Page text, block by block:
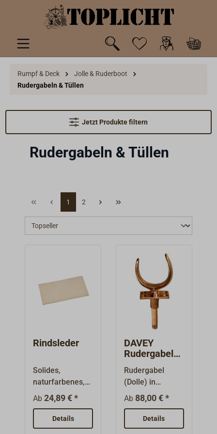
springen
Rumpf & Deck
Jolle & Ruderboot
Rudergabeln & Tüllen
Jetzt Produkte filtern
Rudergabeln & Tüllen
1 2
Rindsleder
Solides,
naturfarbenes,
gegerbtes
Rindsleder. Das
Leder ist für eine
Vielzahl von
Ab24,89 € *
Details
DAVEY
Rudergabel
aus Bronze
11, 12 oder
16 mm
Rudergabel
(Dolle) in
klassisch
britischer "half-
moon-" Form aus
handpolierter
Ab 88,00 € *
Details